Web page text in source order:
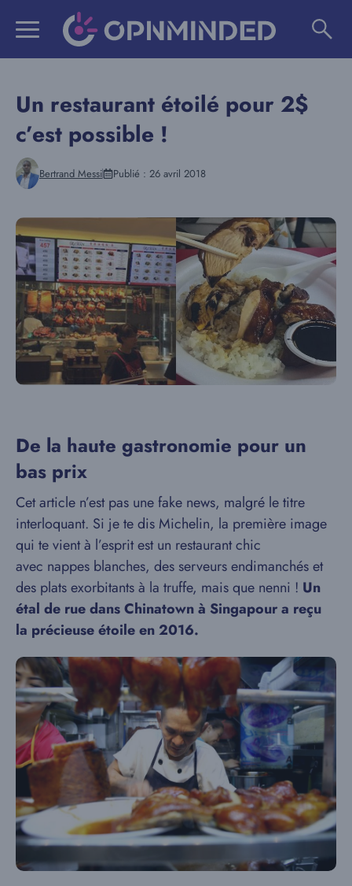
Un restaurant étoilé pour 2$
c’est possible !
Bertrand Messi Publié : 26 avril 2018
De la haute gastronomie pour un
bas prix
Cet article n’est pas une fake news, malgré le titre
interloquant. Si je te dis Michelin, la première image
qui te vient à l’esprit est un restaurant chic
avec nappes blanches, des serveurs endimanchés et
des plats exorbitants à la truffe, mais que nenni ! Un
étal de rue dans Chinatown à Singapour a reçu
la précieuse étoile en 2016.